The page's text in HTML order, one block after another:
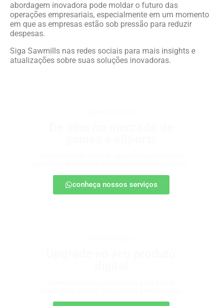
abordagem inovadora pode moldar o futuro das
operações empresariais, especialmente em um momento
em que as empresas estão sob pressão para reduzir
despesas.
Siga Sawmills nas redes sociais para mais insights e
atualizações sobre suas soluções inovadoras.
conheça nossos serviços